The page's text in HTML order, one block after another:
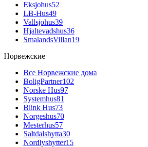
Eksjohus52
LB-Hus49
Vallsjohus39
Hjaltevadshus36
SmalandsVillan19
Норвежские
Все Норвежские дома
BoligPartner102
Norske Hus97
Systemhus81
Blink Hus73
Norgeshus70
Mesterhus57
Saltdalshytta30
Nordlyshytter15